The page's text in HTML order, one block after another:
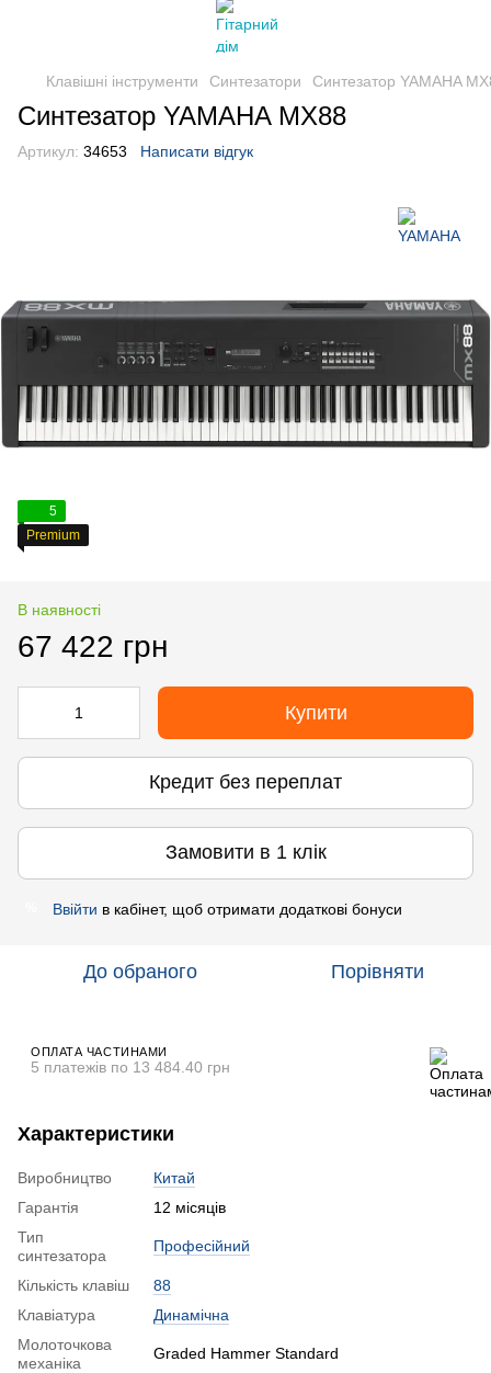
Клавішні інструменти Синтезатори Синтезатор YAMAHA
Синтезатор YAMAHA MX88
Артикул: 34653 Написати відгук
5
Premium
В наявності
67 422 грн
Купити
Кредит без переплат
Замовити в 1 клік
Ввійти в кабінет, щоб отримати додаткові бонуси
До обраного Порівняти
ОПЛАТА ЧАСТИНАМИ
5 платежів по 13 484.40 грн
Характеристики
Виробництво
Китай
Гарантія
12 місяців
Тип
синтезатора
Професійний
Кількість клавіш
88
Клавіатура
Динамічна
Молоточкова
механіка
Graded Hammer Standard